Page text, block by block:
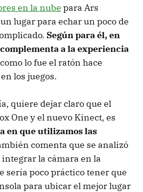
en la nube para Ars
lugar para echar un poco de
Según para él, en
a la experiencia
lo fue el ratón hace
los juegos.
quiere dejar claro que el
One y el nuevo Kinect, es
en que utilizamos las
comenta que se analizó
la cámara en la
sería poco práctico tener que
para ubicar el mejor lugar